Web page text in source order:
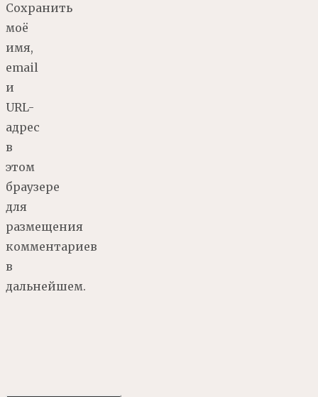
Сохранить
моё
имя,
email
и
URL-
адрес
в
этом
браузере
для
размещения
комментариев
в
дальнейшем.